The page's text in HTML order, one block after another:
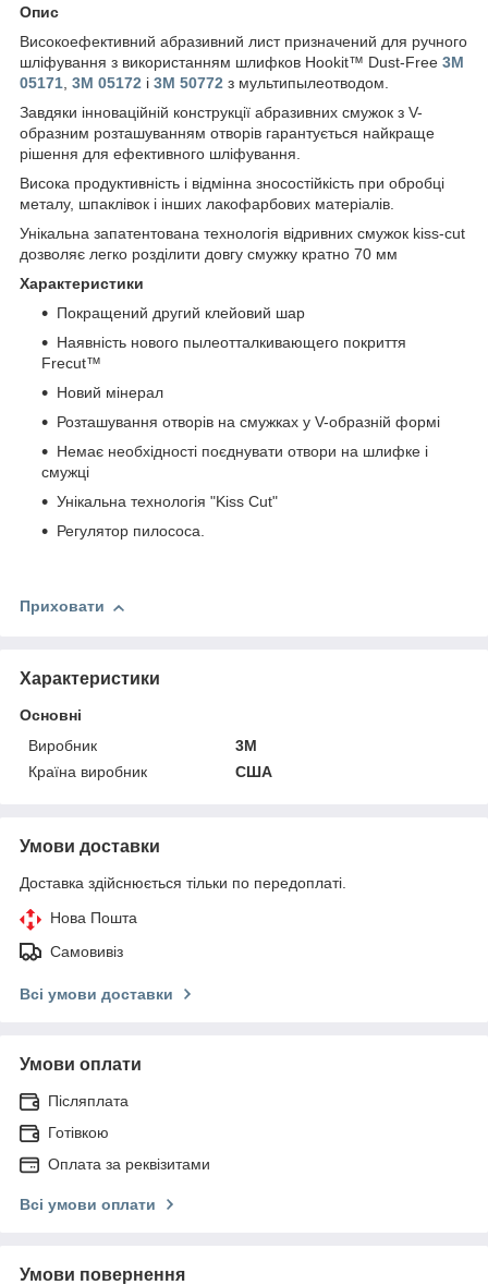
Опис
Високоефективний абразивний лист призначений для ручного
шліфування з використанням шлифков Hookit™ Dust-Free 3M
05171, 3M 05172 і 3M 50772 з мультипылеотводом.
Завдяки інноваційній конструкції абразивних смужок з V-
образним розташуванням отворів гарантується найкраще
рішення для ефективного шліфування.
Висока продуктивність і відмінна зносостійкість при обробці
металу, шпаклівок і інших лакофарбових матеріалів.
Унікальна запатентована технологія відривних смужок kiss-cut
дозволяє легко розділити довгу смужку кратно 70 мм
Характеристики
Покращений другий клейовий шар
Наявність нового пылеотталкивающего покриття
Frecut™
Новий мінерал
Розташування отворів на смужках у V-образній формі
Немає необхідності поєднувати отвори на шлифке і
смужці
Унікальна технологія "Kiss Cut"
Регулятор пилососа.
Приховати
Характеристики
Основні
Виробник
3М
Країна виробник
США
Умови доставки
Доставка здійснюється тільки по передоплаті.
Нова Пошта
Самовивіз
Всі умови доставки
Умови оплати
Післяплата
Готівкою
Оплата за реквізитами
Всі умови оплати
Умови повернення